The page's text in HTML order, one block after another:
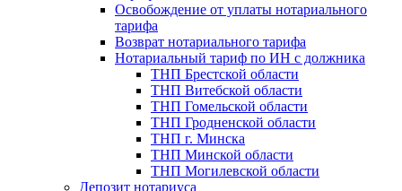
Освобождение от уплаты нотариального
тарифа
Возврат нотариального тарифа
Нотариальный тариф по ИН с должника
ТНП Брестской области
ТНП Витебской области
ТНП Гомельской области
ТНП Гродненской области
ТНП г. Минска
ТНП Минской области
ТНП Могилевской области
Депозит нотариуса